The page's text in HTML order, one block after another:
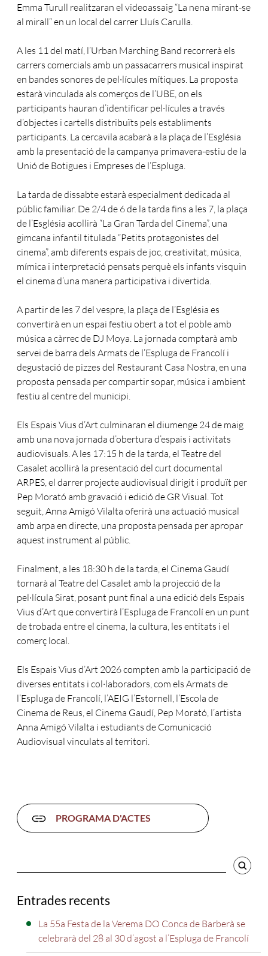
Emma Turull realitzaran el videoassaig “La nena mirant-se
al mirall” en un local del carrer Lluís Carulla.
A les 11 del matí, l’Urban Marching Band recorrerà els
carrers comercials amb un passacarrers musical inspirat
en bandes sonores de pel·lícules mítiques. La proposta
estarà vinculada als comerços de l’UBE, on els
participants hauran d’identificar pel·lícules a través
d’objectes i cartells distribuïts pels establiments
participants. La cercavila acabarà a la plaça de l’Església
amb la presentació de la campanya primavera-estiu de la
Unió de Botigues i Empreses de l’Espluga.
La tarda de dissabte estarà especialment dedicada al
públic familiar. De 2/4 de 6 de la tarda fins a les 7, la plaça
de l’Església acollirà “La Gran Tarda del Cinema”, una
gimcana infantil titulada “Petits protagonistes del
cinema”, amb diferents espais de joc, creativitat, música,
mímica i interpretació pensats perquè els infants visquin
el cinema d’una manera participativa i divertida.
A partir de les 7 del vespre, la plaça de l’Església es
convertirà en un espai festiu obert a tot el poble amb
música a càrrec de DJ Moya. La jornada comptarà amb
servei de barra dels Armats de l’Espluga de Francolí i
degustació de pizzes del Restaurant Casa Nostra, en una
proposta pensada per compartir sopar, música i ambient
festiu al centre del municipi.
Els Espais Vius d’Art culminaran el diumenge 24 de maig
amb una nova jornada d’obertura d’espais i activitats
audiovisuals. A les 17:15 h de la tarda, el Teatre del
Casalet acollirà la presentació del curt documental
ARPES, el darrer projecte audiovisual dirigit i produït per
Pep Morató amb gravació i edició de GR Visual. Tot
seguit, Anna Amigó Vilalta oferirà una actuació musical
amb arpa en directe, una proposta pensada per apropar
aquest instrument al públic.
Finalment, a les 18:30 h de la tarda, el Cinema Gaudí
tornarà al Teatre del Casalet amb la projecció de la
pel·lícula Sirat, posant punt final a una edició dels Espais
Vius d’Art que convertirà l’Espluga de Francolí en un punt
de trobada entre el cinema, la cultura, les entitats i el
comerç local.
Els Espais Vius d’Art 2026 compten amb la participació de
diverses entitats i col·laboradors, com els Armats de
l’Espluga de Francolí, l’AEIG l’Estornell, l’Escola de
Cinema de Reus, el Cinema Gaudí, Pep Morató, l’artista
Anna Amigó Vilalta i estudiants de Comunicació
Audiovisual vinculats al territori.
PROGRAMA D'ACTES
Cercador
Entrades recents
La 55a Festa de la Verema DO Conca de Barberà se
celebrarà del 28 al 30 d’agost a l’Espluga de Francolí